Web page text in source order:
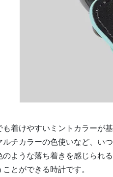
も着けやすいミントカラーが
ルチカラーの色使いなど、い
のような落ち着きを感じられ
とができる時計です。